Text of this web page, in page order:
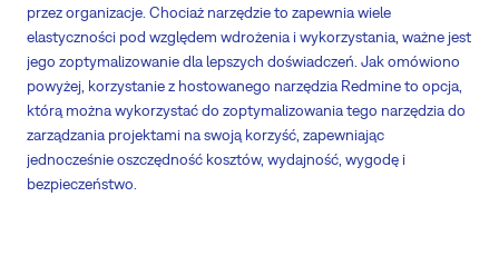
przez organizacje. Chociaż narzędzie to zapewnia wiele
elastyczności pod względem wdrożenia i wykorzystania, ważne jest
jego zoptymalizowanie dla lepszych doświadczeń. Jak omówiono
powyżej, korzystanie z hostowanego narzędzia Redmine to opcja,
którą można wykorzystać do zoptymalizowania tego narzędzia do
zarządzania projektami na swoją korzyść, zapewniając
jednocześnie oszczędność kosztów, wydajność, wygodę i
bezpieczeństwo.